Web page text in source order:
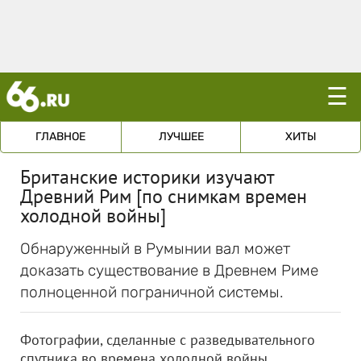
☰
ГЛАВНОЕ ЛУЧШЕЕ ХИТЫ
Британские историки изучают
Древний Рим [по снимкам времен
холодной войны]
Обнаруженный в Румынии вал может
доказать существование в Древнем Риме
полноценной пограничной системы.
Фотографии, сделанные с разведывательного